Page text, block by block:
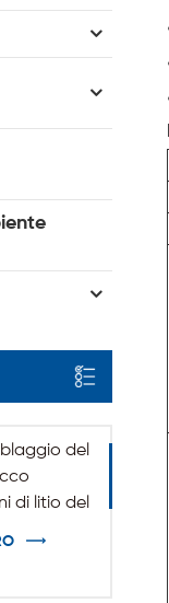
del
di litio del